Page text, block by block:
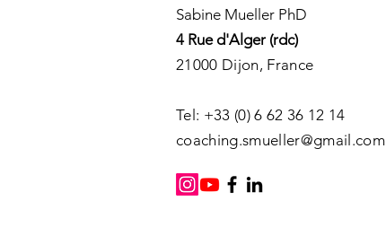
Sabine Mueller PhD
4 Rue d'Alger (rdc)
21000 Dijon, France
Tel: +33 (0) 6 62 36 12 14
coaching.smueller@gmail.com